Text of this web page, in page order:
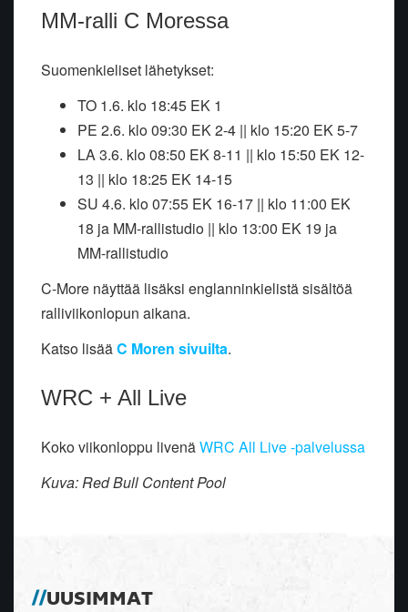
MM-ralli C Moressa
Suomenkieliset lähetykset:
TO 1.6. klo 18:45 EK 1
PE 2.6. klo 09:30 EK 2-4 || klo 15:20 EK 5-7
LA 3.6. klo 08:50 EK 8-11 || klo 15:50 EK 12-
13 || klo 18:25 EK 14-15
SU 4.6. klo 07:55 EK 16-17 || klo 11:00 EK
18 ja MM-rallistudio || klo 13:00 EK 19 ja
MM-rallistudio
C-More näyttää lisäksi englanninkielistä sisältöä
ralliviikonlopun aikana.
Katso lisääC Moren sivuilta.
WRC + All Live
Koko viikonloppu livenäWRC All Live -palvelussa
Kuva: Red Bull Content Pool
UUSIMMAT